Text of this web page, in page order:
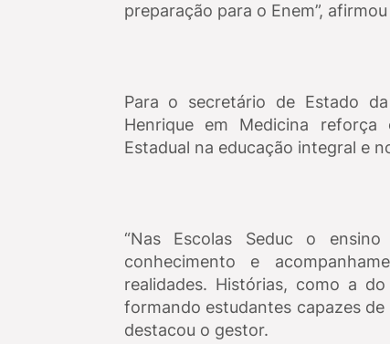
preparação para o Enem”,
Para o secretário de Estado
Henrique em Medicina
Estadual na educação integral e
“Nas Escolas Seduc o
conhecimento e
realidades. Histórias, como a
formando estudantes capazes
destacou o gestor.